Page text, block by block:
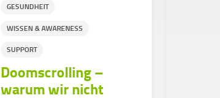
GESUNDHEIT
WISSEN & AWARENESS
SUPPORT
Doomscrolling –
warum wir nicht